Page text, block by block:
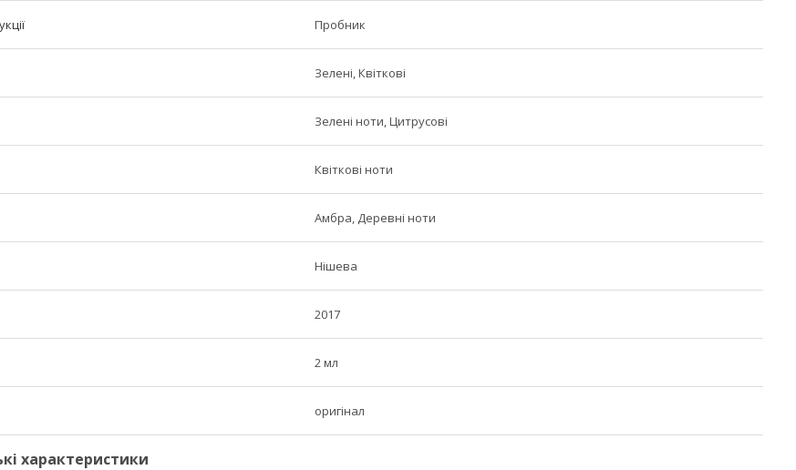
Пробник
Зелені, Квіткові
Зелені ноти, Цитрусові
Квіткові ноти
Амбра, Деревні ноти
Нішева
2017
2 мл
оригінал
характеристики